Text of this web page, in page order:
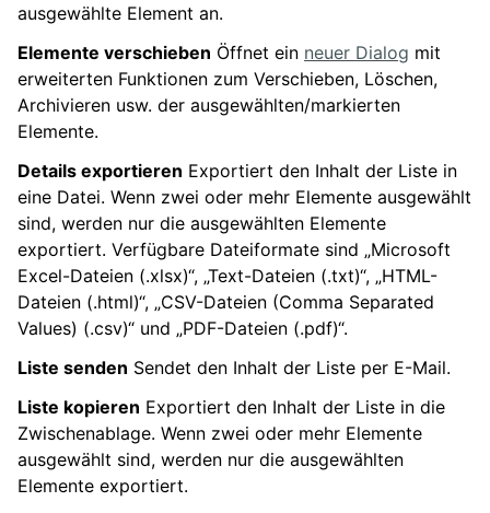
ausgewählte Element an.
Elemente verschieben Öffnet ein neuer Dialog mit
erweiterten Funktionen zum Verschieben, Löschen,
Archivieren usw. der ausgewählten/markierten
Elemente.
Details exportieren Exportiert den Inhalt der Liste in
eine Datei. Wenn zwei oder mehr Elemente ausgewählt
sind, werden nur die ausgewählten Elemente
exportiert. Verfügbare Dateiformate sind „Microsoft
Excel-Dateien (.xlsx)“, „Text-Dateien (.txt)“, „HTML-
Dateien (.html)“, „CSV-Dateien (Comma Separated
Values) (.csv)“ und „PDF-Dateien (.pdf)“.
Liste senden Sendet den Inhalt der Liste per E-Mail.
Liste kopieren Exportiert den Inhalt der Liste in die
Zwischenablage. Wenn zwei oder mehr Elemente
ausgewählt sind, werden nur die ausgewählten
Elemente exportiert.